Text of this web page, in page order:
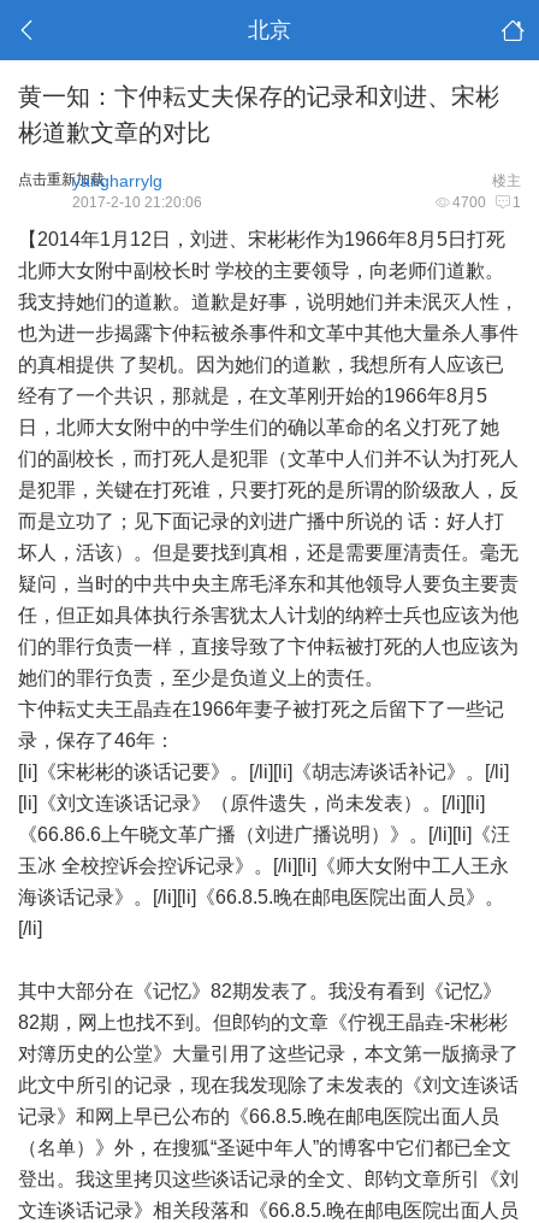
北京
黄一知：卞仲耘丈夫保存的记录和刘进、宋彬
彬道歉文章的对比
点击重新加载 楼主
yangharrylg
4700 1
2017-2-10 21:20:06
【2014年1月12日，刘进、宋彬彬作为1966年8月5日打死
北师大女附中副校长时 学校的主要领导，向老师们道歉。
我支持她们的道歉。道歉是好事，说明她们并未泯灭人性，
也为进一步揭露卞仲耘被杀事件和文革中其他大量杀人事件
的真相提供 了契机。因为她们的道歉，我想所有人应该已
经有了一个共识，那就是，在文革刚开始的1966年8月5
日，北师大女附中的中学生们的确以革命的名义打死了她
们的副校长，而打死人是犯罪（文革中人们并不认为打死人
是犯罪，关键在打死谁，只要打死的是所谓的阶级敌人，反
而是立功了；见下面记录的刘进广播中所说的 话：好人打
坏人，活该）。但是要找到真相，还是需要厘清责任。毫无
疑问，当时的中共中央主席毛泽东和其他领导人要负主要责
任，但正如具体执行杀害犹太人计划的纳粹士兵也应该为他
们的罪行负责一样，直接导致了卞仲耘被打死的人也应该为
她们的罪行负责，至少是负道义上的责任。
卞仲耘丈夫王晶垚在1966年妻子被打死之后留下了一些记
录，保存了46年：
[li]《宋彬彬的谈话记要》。[/li][li]《胡志涛谈话补记》。[/li]
[li]《刘文连谈话记录》（原件遗失，尚未发表）。[/li][li]
《66.86.6上午晓文革广播（刘进广播说明）》。[/li][li]《汪
玉冰 全校控诉会控诉记录》。[/li][li]《师大女附中工人王永
海谈话记录》。[/li][li]《66.8.5.晚在邮电医院出面人员》。
[/li]
其中大部分在《记忆》82期发表了。我没有看到《记忆》
82期，网上也找不到。但郎钧的文章《佇视王晶垚-宋彬彬
对簿历史的公堂》大量引用了这些记录，本文第一版摘录了
此文中所引的记录，现在我发现除了未发表的《刘文连谈话
记录》和网上早已公布的《66.8.5.晚在邮电医院出面人员
（名单）》外，在搜狐“圣诞中年人 ”的博客中它们都已全文
登出。我这里拷贝这些谈话记录的全文、郎钧文章所引《刘
文连谈话记录》相关段落和《66.8.5.晚在邮电医院出面人员